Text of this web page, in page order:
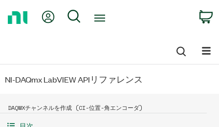
My Account
Search
NI-DAQmx LabVIEW APIリファレンス
DAQMXチャンネルを作成 (CI-位置-角エンコーダ)